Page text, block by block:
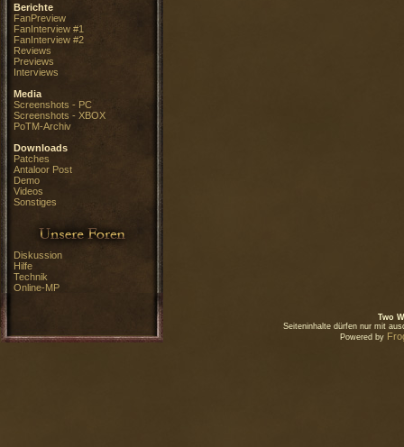
Berichte
FanPreview
FanInterview #1
FanInterview #2
Reviews
Previews
Interviews
Media
Screenshots - PC
Screenshots - XBOX
PoTM-Archiv
Downloads
Patches
Antaloor Post
Demo
Videos
Sonstiges
Diskussion
Hilfe
Technik
Online-MP
Two
Seiteninhalte dürfen nur mit
Powered by